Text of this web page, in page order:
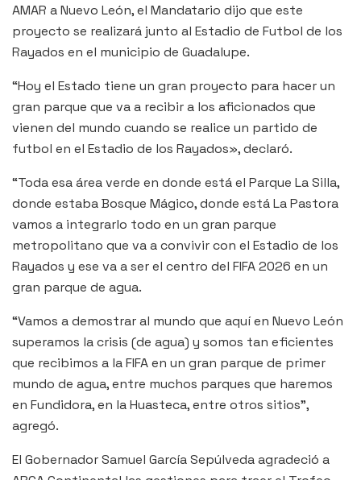
AMAR a Nuevo León, el Mandatario dijo que este
proyecto se realizará junto al Estadio de Futbol de los
Rayados en el municipio de Guadalupe.
“Hoy el Estado tiene un gran proyecto para hacer un
gran parque que va a recibir a los aficionados que
vienen del mundo cuando se realice un partido de
futbol en el Estadio de los Rayados», declaró.
“Toda esa área verde en donde está el Parque La Silla,
donde estaba Bosque Mágico, donde está La Pastora
vamos a integrarlo todo en un gran parque
metropolitano que va a convivir con el Estadio de los
Rayados y ese va a ser el centro del FIFA 2026 en un
gran parque de agua.
“Vamos a demostrar al mundo que aquí en Nuevo León
superamos la crisis (de agua) y somos tan eficientes
que recibimos a la FIFA en un gran parque de primer
mundo de agua, entre muchos parques que haremos
en Fundidora, en la Huasteca, entre otros sitios”,
agregó.
El Gobernador Samuel García Sepúlveda agradeció a